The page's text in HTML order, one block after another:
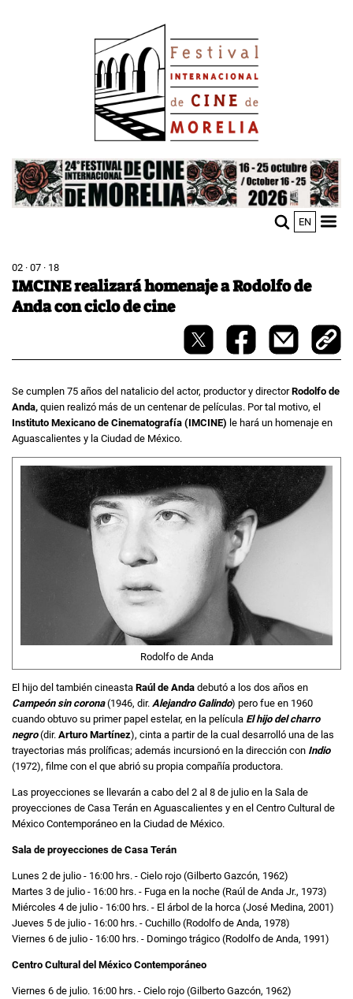
Image
EN
02 · 07 · 18
IMCINE realizará homenaje a Rodolfo de
Anda con ciclo de cine
Se cumplen 75 años del natalicio del actor, productor y directorRodolfo de
Anda, quien realizó más de un centenar de películas. Por tal motivo, el
Instituto Mexicano de Cinematografía (IMCINE) le hará un homenaje en
Aguascalientes y la Ciudad de México.
Rodolfo de Anda
El hijo del también cineasta Raúl de Anda debutó a los dos años en
Campeón sin corona(1946, dir. Alejandro Galindo) pero fue en 1960
cuando obtuvo su primer papel estelar, en la película El hijo del charro
negro(dir. Arturo Martínez), cinta a partir de la cual desarrolló una de las
trayectorias más prolíficas; además incursionó en la dirección con Indio
(1972), filme con el que abrió su propia compañía productora.
Las proyecciones se llevarán a cabo del 2 al 8 de julio en la Sala de
proyecciones de Casa Terán en Aguascalientes y en el Centro Cultural de
México Contemporáneo en la Ciudad de México.
Sala de proyecciones de Casa Terán
Lunes 2 de julio - 16:00 hrs. - Cielo rojo (Gilberto Gazcón, 1962)
Martes 3 de julio - 16:00 hrs. - Fuga en la noche (Raúl de Anda Jr., 1973)
Miércoles 4 de julio - 16:00 hrs. - El árbol de la horca (José Medina, 2001)
Jueves 5 de julio - 16:00 hrs. - Cuchillo (Rodolfo de Anda, 1978)
Viernes 6 de julio - 16:00 hrs. - Domingo trágico (Rodolfo de Anda, 1991)
Centro Cultural del México Contemporáneo
Viernes 6 de julio. 16:00 hrs. - Cielo rojo (Gilberto Gazcón, 1962)